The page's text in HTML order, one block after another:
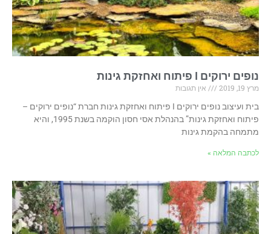
נופים ירוקים I פיתוח ואחזקת גינות
מרץ 19, 2019
אין תגובות
בית ועיצוב נופים ירוקים I פיתוח ואחזקת גינות חברת “נופים ירוקים –
פיתוח ואחזקת גינות” בהנהלת אסי חסון הוקמה בשנת 1995, והיא
מתמחה בהקמת גינות
לכתבה המלאה »